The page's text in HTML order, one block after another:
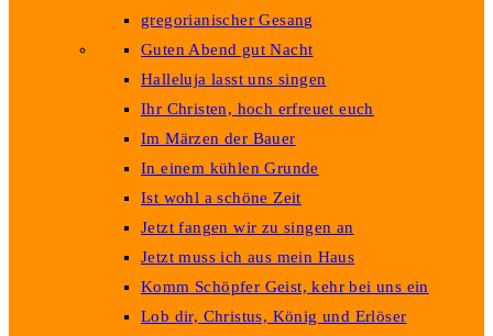
gregorianischer Gesang
Guten Abend gut Nacht
Halleluja lasst uns singen
Ihr Christen, hoch erfreuet euch
Im Märzen der Bauer
In einem kühlen Grunde
Ist wohl a schöne Zeit
Jetzt fangen wir zu singen an
Jetzt muss ich aus mein Haus
Komm Schöpfer Geist, kehr bei uns ein
Lob dir, Christus, König und Erlöser